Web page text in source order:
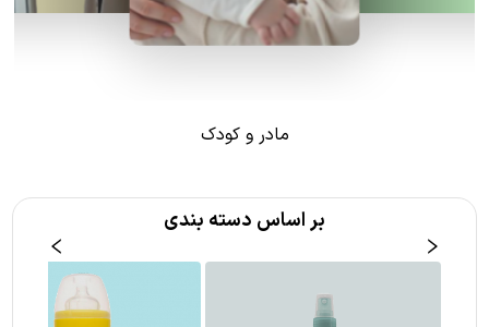
مادر و کودک
بر اساس دسته بندی